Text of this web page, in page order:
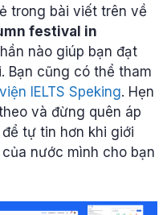
trong bài viết trên về
festival in
nào giúp bạn đạt
Bạn cũng có thể tham
IELTS Speking. Hẹn
và đừng quên áp
tự tin hơn khi giới
nước mình cho bạn